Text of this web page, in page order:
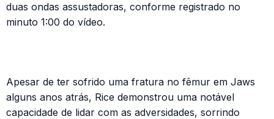
duas ondas assustadoras, conforme registrado no
minuto 1:00 do vídeo.
Apesar de ter sofrido uma fratura no fêmur em Jaws
alguns anos atrás, Rice demonstrou uma notável
capacidade de lidar com as adversidades, sorrindo